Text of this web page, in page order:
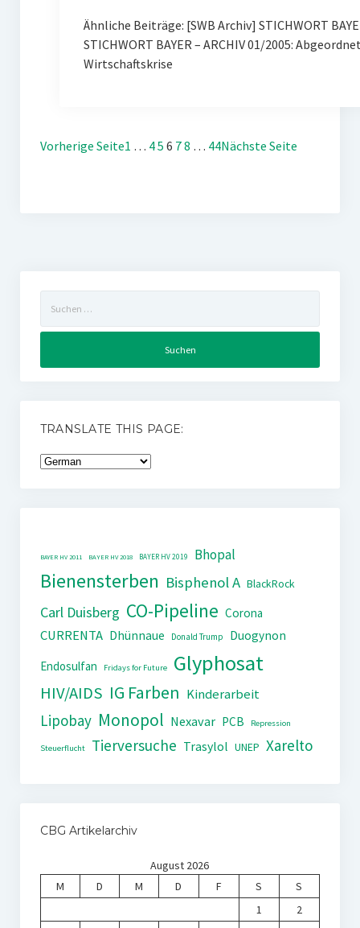
Ähnliche Beiträge: [SWB Archiv] STICHWORT
STICHWORT BAYER – ARCHIV 01/2005:
Wirtschaftskrise
Vorherige Seite1 … 45 6 78 … 44Nächste Seite
nach:
TRANSLATE THIS PAGE:
BAYER HV 2011 BAYER HV 2018 BAYER HV 2019 Bhopal
Bienensterben Bisphenol A BlackRock
Carl Duisberg CO-Pipeline Corona
CURRENTA Dhünnaue Donald Trump
Duogynon
Endosulfan
Fridays for Future Glyphosat
HIV/AIDS IG Farben Kinderarbeit
Lipobay Monopol Nexavar PCB Repression
Steuerflucht Tierversuche Trasylol UNEP Xarelto
CBG Artikelarchiv
August 2026
M
D M D F S
S
1
2